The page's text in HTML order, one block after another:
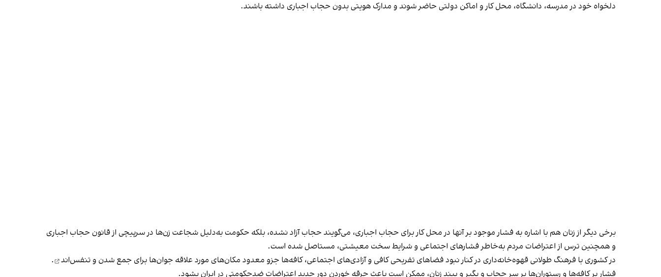
دلخواه خود در مدرسه، دانشگاه، محل کار و اماکن دولتی حاضر شوند و مدارک هویتی بدون حجاب اجباری داشته باشند.
برخی دیگر از زنان هم با اشاره به فشار موجود بر آنها در محل کار برای حجاب اجباری، می‌گویند حجاب آزاد نشده، بلکه حکومت به‌دلیل شجاعت زن‌ها در سرپیچی از قانون حجاب اجباری
و همچنین ترس از اعتراضات مردم به‌خاطر فشارهای اجتماعی و شرایط سخت معیشتی، مستاصل شده است.
در کشوری با فرهنگ طولانی قهوه‌‌خانه‌داری در کنار نبود فضاهای تفریحی کافی و آزادی‌های اجتماعی، کافه‌ها جزو معدود مکان‌های مورد علاقه جوان‌ها برای جمع شدن و تنفس‌اند
.
فشار بر کافه‌ها و رستوران‌ها بر سر حجاب و بگیر و ببند زنان، ممکن است باعث جرقه خوردن دور جدید اعتراضات ضدحکومتی در ایران بشود.